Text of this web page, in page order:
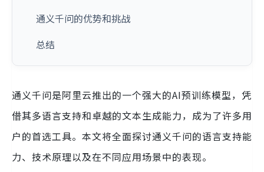
通义千问的优势和挑战
总结
通义千问是阿里云推出的一个强大的AI预训练模型，凭
借其多语言支持和卓越的文本生成能力，成为了许多用
户的首选工具。本文将全面探讨通义千问的语言支持能
力、技术原理以及在不同应用场景中的表现。